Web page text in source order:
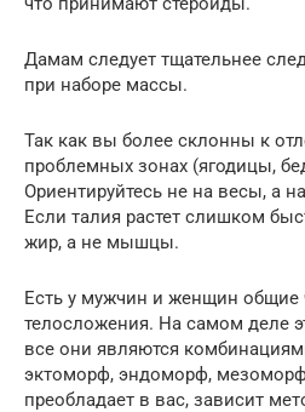
Дамам следует тщательнее
при наборе массы.
Так как вы более склонны к
проблемных зонах (ягодицы,
Ориентируйтесь не на весы, а
Если талия растет слишком
жир, а не мышцы.
Есть у мужчин и женщин общие
телосложения. На самом деле
все они являются
эктоморф, эндоморф,
преобладает в вас, зависит